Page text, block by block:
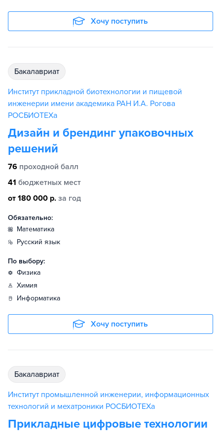
Хочу поступить
бакалавриат
Институт прикладной биотехнологии и пищевой
инженерии имени академика РАН И.А. Рогова
РОСБИОТЕХа
Дизайн и брендинг упаковочных
решений
76 проходной балл
41 бюджетных мест
от 180 000 р. за год
Обязательно:
математика
русский язык
По выбору:
физика
химия
информатика
Хочу поступить
бакалавриат
Институт промышленной инженерии, информационных
технологий и мехатроники РОСБИОТЕХа
Прикладные цифровые технологии